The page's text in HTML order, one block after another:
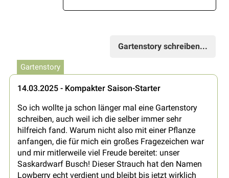
Gartenstory schreiben...
Gartenstory
14.03.2025 - Kompakter Saison-Starter
So ich wollte ja schon länger mal eine Gartenstory
schreiben, auch weil ich die selber immer sehr
hilfreich fand. Warum nicht also mit einer Pflanze
anfangen, die für mich ein großes Fragezeichen war
und mir mitlerweile viel Freude bereitet: unser
Saskardwarf Busch! Dieser Strauch hat den Namen
Lowberry echt verdient und bleibt bis jetzt wirklich